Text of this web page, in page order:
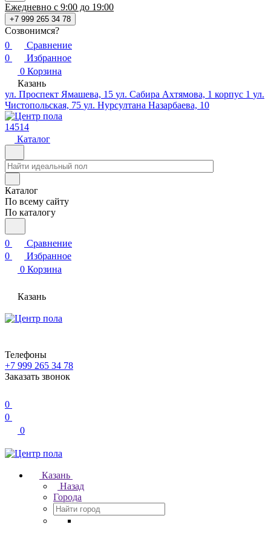
Ежедневно с 9:00 до 19:00
+7 999 265 34 78
Созвонимся?
0
Сравнение
0
Избранное
0 Корзина
Казань
ул. Проспект Ямашева, 15 ул. Сабира Ахтямова, 1 корпус 1 ул.
Чистопольская, 75 ул. Нурсултана Назарбаева, 10
14514
Каталог
Каталог
По всему сайту
По каталогу
0
Сравнение
0
Избранное
0 Корзина
Казань
Телефоны
+7 999 265 34 78
Заказать звонок
0
0
0
Казань
Назад
Города